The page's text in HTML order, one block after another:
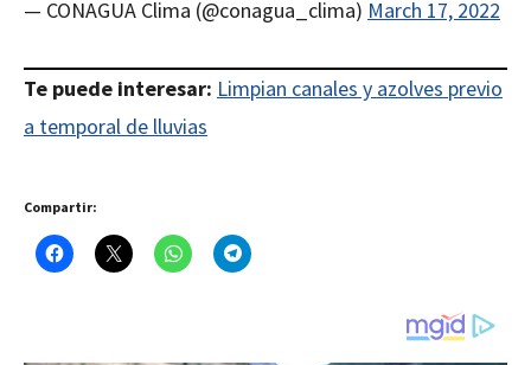
— CONAGUA Clima (@conagua_clima) March 17, 2022
Te puede interesar: Limpian canales y azolves previo
a temporal de lluvias
Compartir: